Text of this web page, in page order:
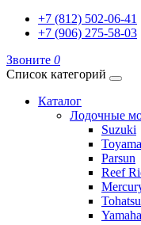
+7 (812) 502-06-41
+7 (906) 275-58-03
Звоните 0
Список категорий
Каталог
Лодочные
Suzuki
Toyama
Parsun
Reef
Tohatsu
Yamaha